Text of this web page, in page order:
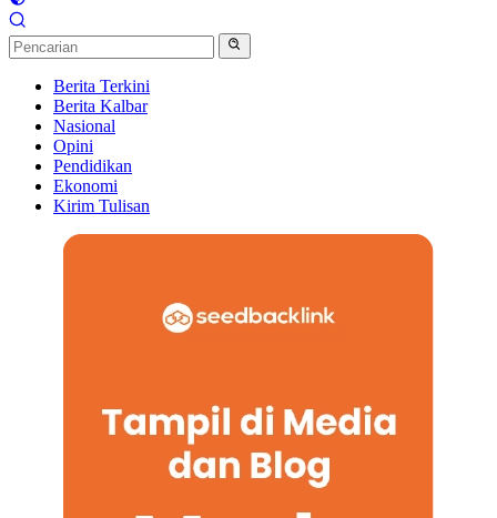
Berita Terkini
Berita Kalbar
Nasional
Opini
Pendidikan
Ekonomi
Kirim Tulisan